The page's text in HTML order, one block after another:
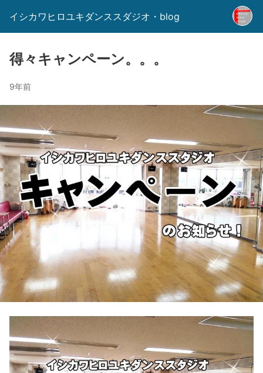
イシカワヒロユキダンススダジオ・blog
得々キャンペーン。。。
9年前